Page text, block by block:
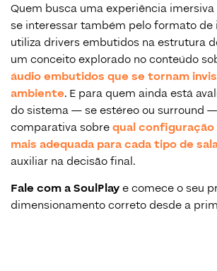
Quem busca uma experiência
se interessar também pelo formato de
utiliza drivers embutidos na estrutura
um conceito explorado no conteúdo
áudio embutidos que se tornam
ambiente. E para quem ainda está
do sistema — se estéreo ou surround
comparativa sobrequal configuração
mais adequada para cada tipo de
auxiliar na decisão final.
Fale com a SoulPlaye comece o seu
dimensionamento correto desde a